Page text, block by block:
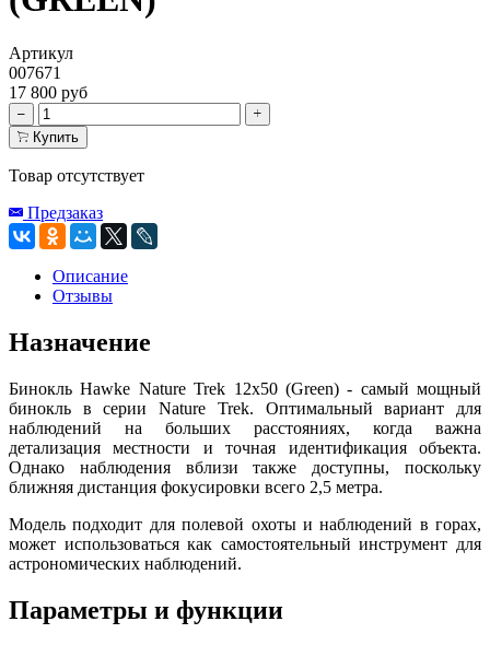
Артикул
007671
17 800 руб
Купить
Товар отсутствует
Предзаказ
Описание
Отзывы
Назначение
Бинокль Hawke Nature Trek 12x50 (Green) - самый мощный
бинокль в серии Nature Trek. Оптимальный вариант для
наблюдений на больших расстояниях, когда важна
детализация местности и точная идентификация объекта.
Однако наблюдения вблизи также доступны, поскольку
ближняя дистанция фокусировки всего 2,5 метра.
Модель подходит для полевой охоты и наблюдений в горах,
может использоваться как самостоятельный инструмент для
астрономических наблюдений.
Параметры и функции